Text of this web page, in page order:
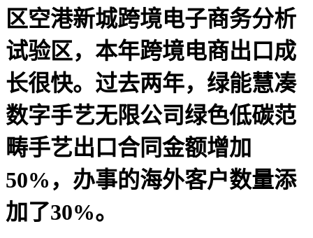
区空港新城跨境电子商务分析
试验区，本年跨境电商出口成
长很快。过去两年，绿能慧凑
数字手艺无限公司绿色低碳范
畴手艺出口合同金额增加
50%，办事的海外客户数量添
加了30%。